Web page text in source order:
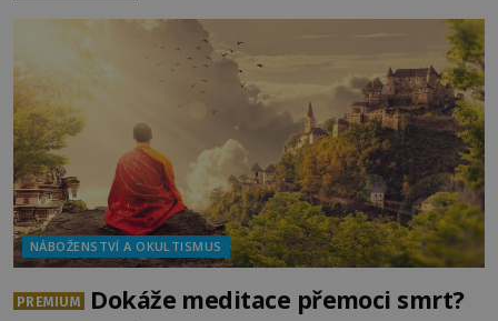
armády v časech studené války. Nutno dodat, že
strategičtí plánovači pro něj
NÁBOŽENSTVÍ A OKULTISMUS
PREMIUM Dokáže meditace přemoci smrt?